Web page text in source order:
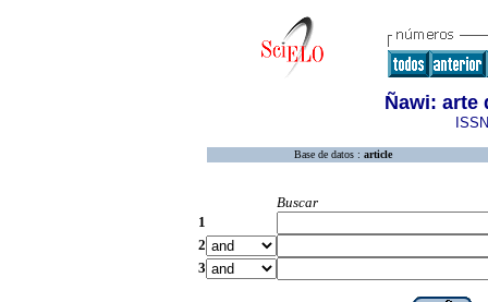
Ñawi: arte
Base de datos : article
Buscar
1
2
3